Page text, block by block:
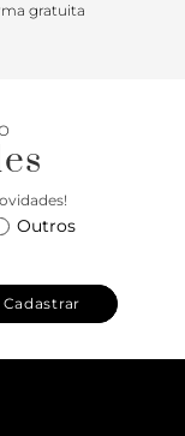
gratuita
Outros
Cadastrar